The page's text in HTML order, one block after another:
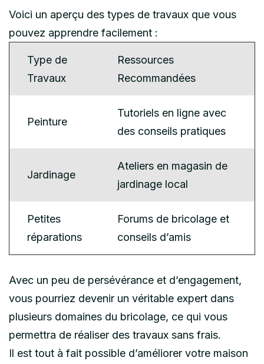
Voici un aperçu des types de travaux que vous
pouvez apprendre facilement :
Type de
Travaux
Ressources
Recommandées
Peinture
Tutoriels en ligne avec
des conseils pratiques
Jardinage
Ateliers en magasin de
jardinage local
Petites
réparations
Forums de bricolage et
conseils d’amis
Avec un peu de persévérance et d’engagement,
vous pourriez devenir un véritable expert dans
plusieurs domaines du bricolage, ce qui vous
permettra de réaliser des travaux sans frais.
Il est tout à fait possible d’améliorer votre maison